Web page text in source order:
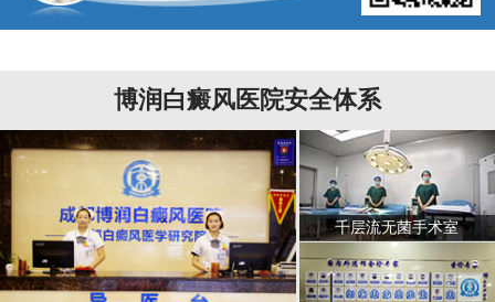
博润白癜风医院安全体系
千层流无菌手术室